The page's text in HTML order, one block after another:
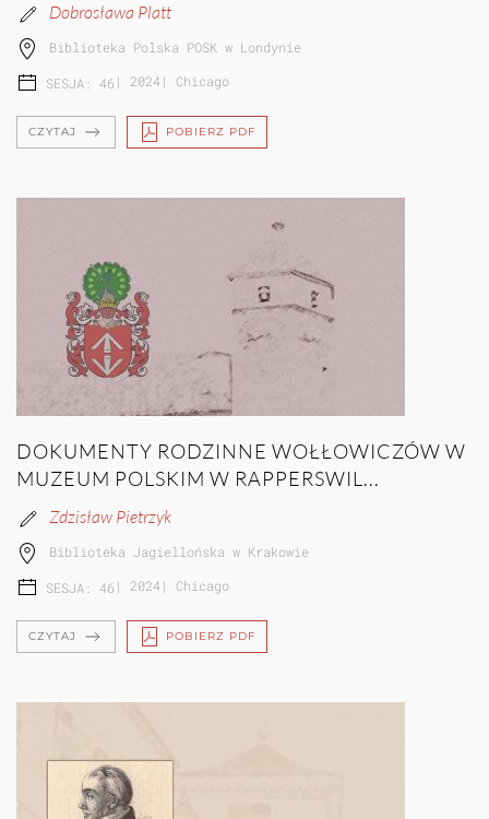
Dobrosława Platt
Biblioteka Polska POSK w Londynie
SESJA: 46 | 2024| Chicago
CZYTAJ POBIERZ PDF
DOKUMENTY RODZINNE WOŁŁOWICZÓW W
MUZEUM POLSKIM W RAPPERSWIL...
Zdzisław Pietrzyk
Biblioteka Jagiellońska w Krakowie
SESJA: 46 | 2024| Chicago
CZYTAJ POBIERZ PDF